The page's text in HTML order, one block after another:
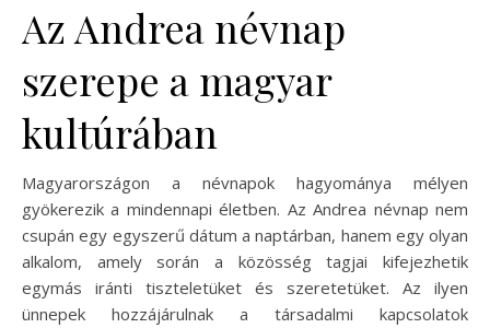
Az Andrea névnap
szerepe a magyar
kultúrában
Magyarországon a névnapok hagyománya mélyen
gyökerezik a mindennapi életben. Az Andrea névnap nem
csupán egy egyszerű dátum a naptárban, hanem egy olyan
alkalom, amely során a közösség tagjai kifejezhetik
egymás iránti tiszteletüket és szeretetüket. Az ilyen
ünnepek hozzájárulnak a társadalmi kapcsolatok